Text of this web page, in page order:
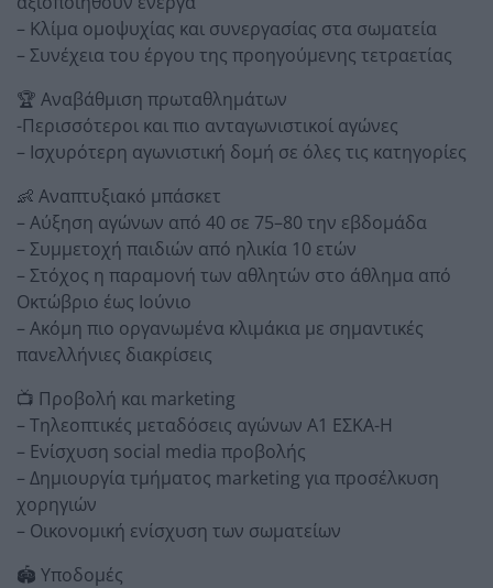
– Κλίμα ομοψυχίας και συνεργασίας στα σωματεία
– Συνέχεια του έργου της προηγούμενης τετραετίας
🏆 Αναβάθμιση πρωταθλημάτων
-Περισσότεροι και πιο ανταγωνιστικοί αγώνες
– Ισχυρότερη αγωνιστική δομή σε όλες τις κατηγορίες
👶 Αναπτυξιακό μπάσκετ
– Αύξηση αγώνων από 40 σε 75–80 την εβδομάδα
– Συμμετοχή παιδιών από ηλικία 10 ετών
– Στόχος η παραμονή των αθλητών στο άθλημα από
Οκτώβριο έως Ιούνιο
– Ακόμη πιο οργανωμένα κλιμάκια με σημαντικές
πανελλήνιες διακρίσεις
📺 Προβολή και marketing
– Τηλεοπτικές μεταδόσεις αγώνων Α1 ΕΣΚΑ-Η
– Ενίσχυση social media προβολής
– Δημιουργία τμήματος marketing για προσέλκυση
χορηγιών
– Οικονομική ενίσχυση των σωματείων
🏟 Υποδομές